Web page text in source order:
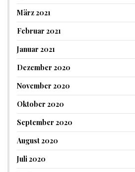
März 2021
Februar 2021
Januar 2021
Dezember 2020
November 2020
Oktober 2020
September 2020
August 2020
Juli 2020